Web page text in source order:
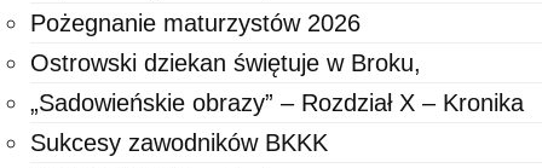
Pożegnanie maturzystów 2026
Ostrowski dziekan świętuje w Broku,
„Sadowieńskie obrazy” – Rozdział X – Kronika
Sukcesy zawodników BKKK